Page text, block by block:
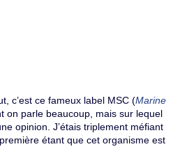
c’est ce fameux label MSC (Marine
on parle beaucoup, mais sur lequel
opinion. J’étais triplement méfiant
étant que cet organisme est